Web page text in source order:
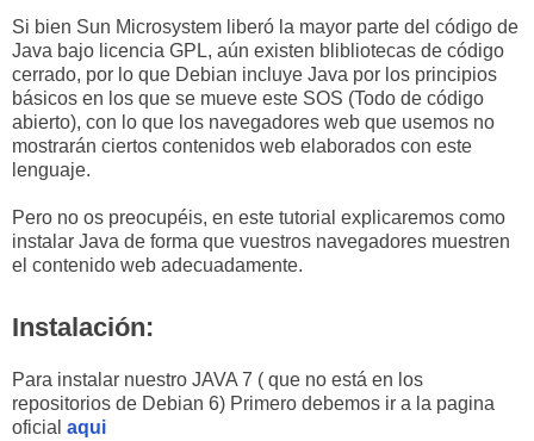
Si bien Sun Microsystem liberó la mayor parte del código de
Java bajo licencia GPL, aún existen blibliotecas de código
cerrado, por lo que Debian incluye Java por los principios
básicos en los que se mueve este SOS (Todo de código
abierto), con lo que los navegadores web que usemos no
mostrarán ciertos contenidos web elaborados con este
lenguaje.
Pero no os preocupéis, en este tutorial explicaremos como
instalar Java de forma que vuestros navegadores muestren
el contenido web adecuadamente.
Instalación:
Para instalar nuestro JAVA 7 ( que no está en los
repositorios de Debian 6) Primero debemos ir a la pagina
oficial aqui